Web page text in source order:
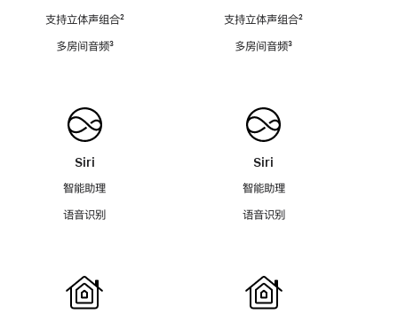
支持立体声组合脚
²
多房间音频脚
³
Siri
智能助理
语音识别
支持立体声组合脚
²
多房间音频脚
³
Siri
智能助理
语音识别